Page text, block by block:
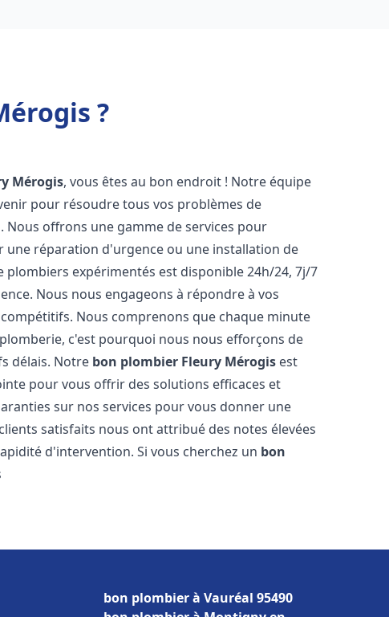
?
Mérogis, vous êtes au bon endroit ! Notre équipe
pour résoudre tous vos problèmes de
offrons une gamme de services pour
une réparation d'urgence ou une installation de
expérimentés est disponible 24h/24, 7j/7
Nous nous engageons à répondre à vos
Nous comprenons que chaque minute
c'est pourquoi nous nous efforçons de
délais. Notre bon plombier Fleury Mérogis est
pour vous offrir des solutions efficaces et
sur nos services pour vous donner une
satisfaits nous ont attribué des notes élevées
d'intervention. Si vous cherchez un bon
bon plombier à Vauréal 95490